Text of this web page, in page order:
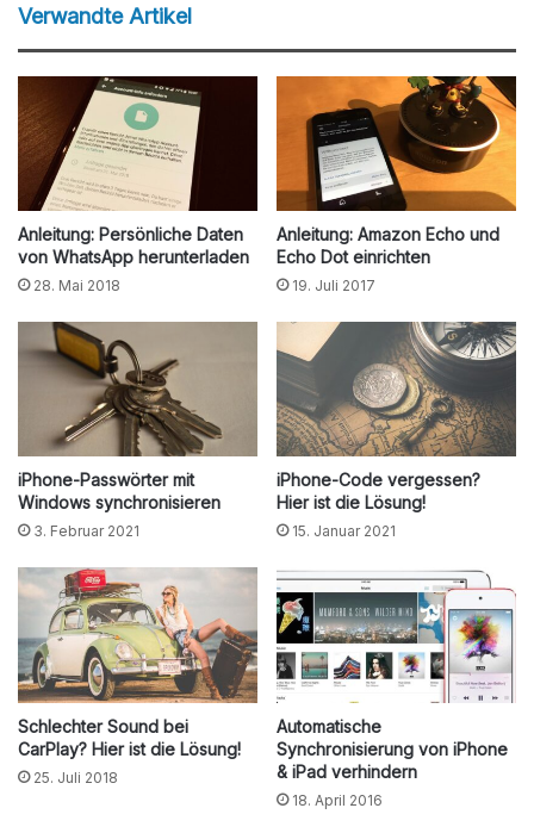
Verwandte Artikel
Anleitung: Persönliche Daten
von WhatsApp herunterladen
28. Mai 2018
Anleitung: Amazon Echo und
Echo Dot einrichten
19. Juli 2017
iPhone-Passwörter mit
Windows synchronisieren
3. Februar 2021
iPhone-Code vergessen?
Hier ist die Lösung!
15. Januar 2021
Schlechter Sound bei
CarPlay? Hier ist die Lösung!
25. Juli 2018
Automatische
Synchronisierung von iPhone
& iPad verhindern
18. April 2016